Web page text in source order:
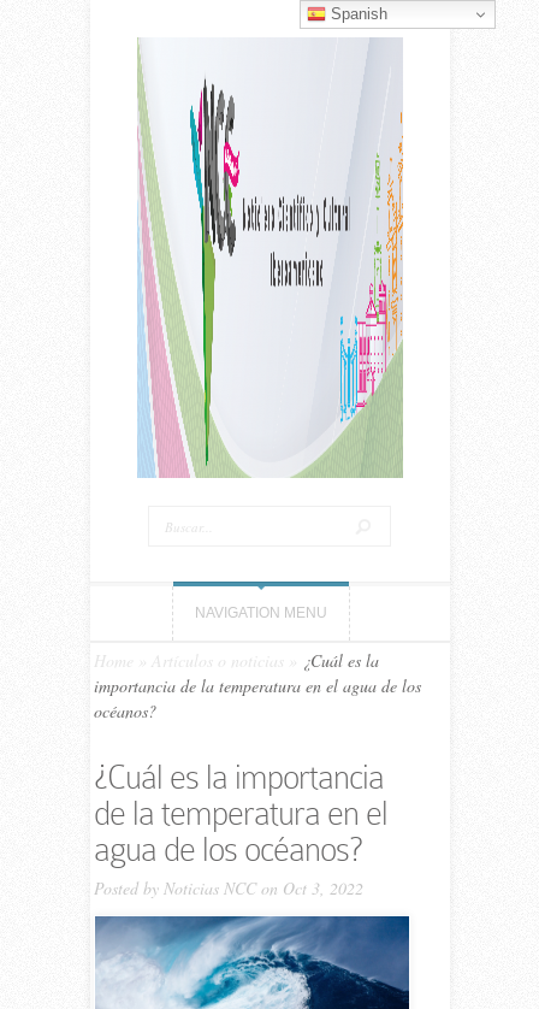
NAVIGATION MENU
Home Artículos o noticias
¿Cuál es la
importancia de la temperatura en el agua de los
océanos?
¿Cuál es la importancia
de la temperatura en el
agua de los océanos?
Posted by Noticias NCCon Oct 3, 2022
Spanish